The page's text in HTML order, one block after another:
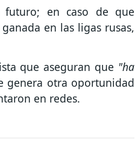
en caso de que
en las ligas rusas,
que aseguran que "ha
genera otra oportunidad
en redes.